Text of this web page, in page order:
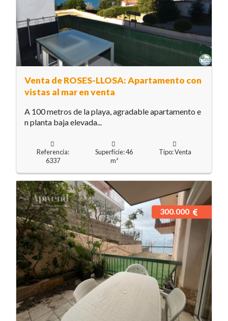
Venta de ROSES-LLOSA: Apartamento con
vistas al mar en venta
A 100 metros de la playa, agradable apartamento e
n planta baja elevada...
Referencia:
6337
Superfície: 46
m²
Tipo: Venta
300.000